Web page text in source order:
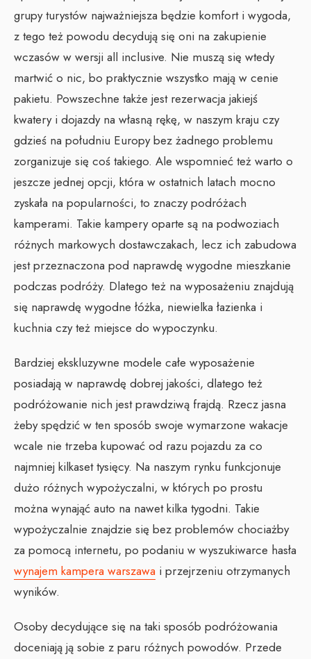
grupy turystów najważniejsza będzie komfort i wygoda,
z tego też powodu decydują się oni na zakupienie
wczasów w wersji all inclusive. Nie muszą się wtedy
martwić o nic, bo praktycznie wszystko mają w cenie
pakietu. Powszechne także jest rezerwacja jakiejś
kwatery i dojazdy na własną rękę, w naszym kraju czy
gdzieś na południu Europy bez żadnego problemu
zorganizuje się coś takiego. Ale wspomnieć też warto o
jeszcze jednej opcji, która w ostatnich latach mocno
zyskała na popularności, to znaczy podróżach
kamperami. Takie kampery oparte są na podwoziach
różnych markowych dostawczakach, lecz ich zabudowa
jest przeznaczona pod naprawdę wygodne mieszkanie
podczas podróży. Dlatego też na wyposażeniu znajdują
się naprawdę wygodne łóżka, niewielka łazienka i
kuchnia czy też miejsce do wypoczynku.
Bardziej ekskluzywne modele całe wyposażenie
posiadają w naprawdę dobrej jakości, dlatego też
podróżowanie nich jest prawdziwą frajdą. Rzecz jasna
żeby spędzić w ten sposób swoje wymarzone wakacje
wcale nie trzeba kupować od razu pojazdu za co
najmniej kilkaset tysięcy. Na naszym rynku funkcjonuje
dużo różnych wypożyczalni, w których po prostu
można wynająć auto na nawet kilka tygodni. Takie
wypożyczalnie znajdzie się bez problemów chociażby
za pomocą internetu, po podaniu w wyszukiwarce hasła
wynajem kampera warszawa i przejrzeniu otrzymanych
wyników.
Osoby decydujące się na taki sposób podróżowania
doceniają ją sobie z paru różnych powodów. Przede